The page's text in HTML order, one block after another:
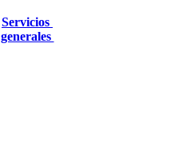
Servicios
generales